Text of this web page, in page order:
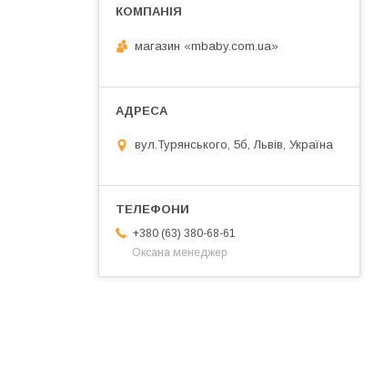
магазин «mbaby.com.ua»
вул.Турянського, 5б, Львів, Україна
+380 (63) 380-68-61
Оксана менеджер